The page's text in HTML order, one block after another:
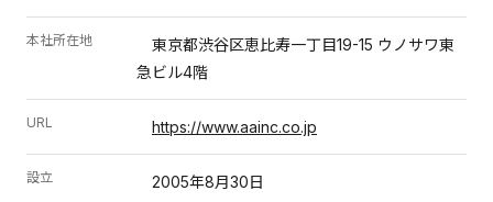
本社所在地
東京都渋谷区恵比寿一丁目19-15 ウノサワ東
急ビル4階
URL https://www.aainc.co.jp
設立 2005年8月30日